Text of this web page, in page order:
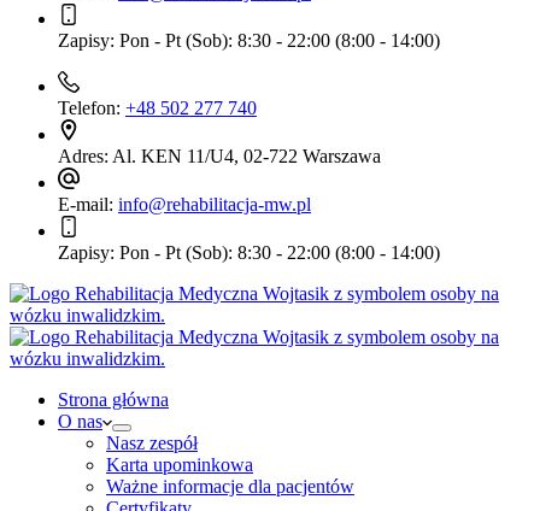
Zapisy: Pon - Pt (Sob): 8:30 - 22:00 (8:00 - 14:00)
Telefon: +48 502 277 740
Adres: Al. KEN 11/U4, 02-722 Warszawa
E-mail: info@rehabilitacja-mw.pl
Zapisy: Pon - Pt (Sob): 8:30 - 22:00 (8:00 - 14:00)
Strona główna
O nas
Nasz zespół
Karta upominkowa
Ważne informacje dla pacjentów